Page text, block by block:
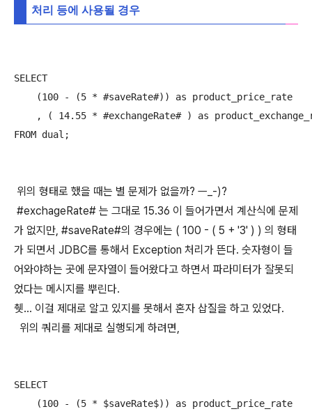
처리 등에 사용될 경우
SELECT
    (100 - (5 * #saveRate#)) as product_price_rate
, ( 14.55 * #exchangeRate# ) as
FROM dual;
위의 형태로 했을 때는 별 문제가 없을까? ㅡ_-)?
#exchageRate# 는 그대로 15.36 이 들어가면서 계산식에 문제
가 없지만, #saveRate#의 경우에는 ( 100 - ( 5 + '3' ) ) 의 형태
가 되면서 JDBC를 통해서 Exception 처리가 뜬다. 숫자형이 들
어와야하는 곳에 문자열이 들어왔다고 하면서 파라미터가 잘못되
었다는 메시지를 뿌린다.
췟... 이걸 제대로 알고 있지를 못해서 혼자 삽질을 하고 있었다.
위의 쿼리를 제대로 실행되게 하려면,
SELECT
    (100 - (5 * $saveRate$)) as product_price_rate